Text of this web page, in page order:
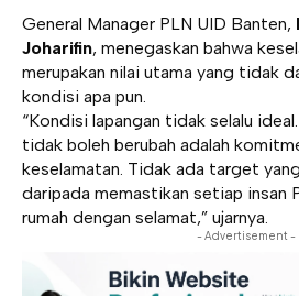
General Manager PLN UID Banten,
Joharifin, menegaskan bahwa
merupakan nilai utama yang tidak
kondisi apa pun.
“Kondisi lapangan tidak selalu
tidak boleh berubah adalah
keselamatan. Tidak ada target
daripada memastikan setiap insan
rumah dengan selamat,” ujarnya.
- Advertisement -